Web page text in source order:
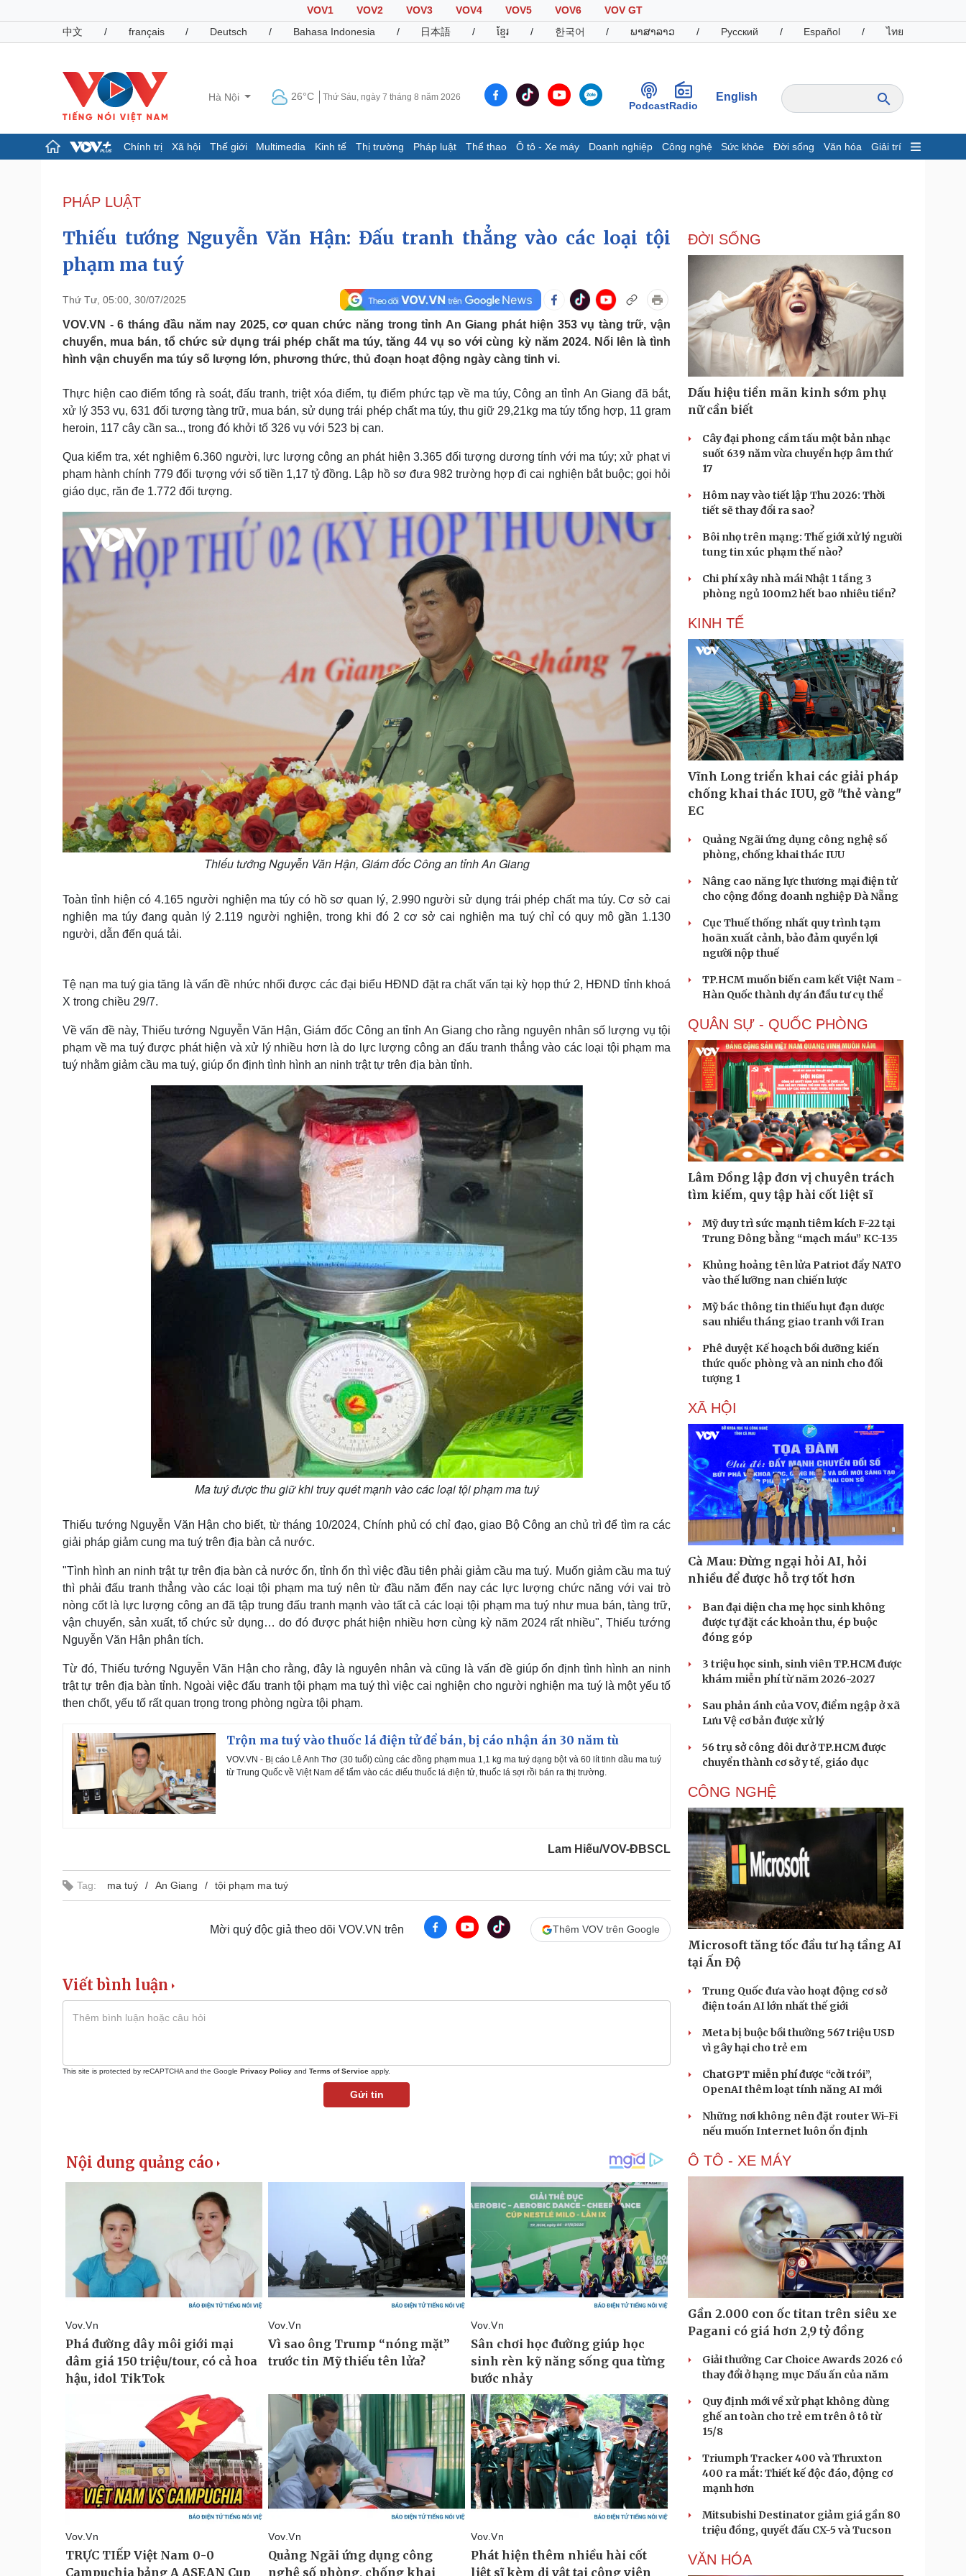
VOV1 VOV2 VOV3 VOV4 VOV5 VOV6
VOV GT
中文
/ français / Deutsch / Bahasa Indonesia / 日本語 / ខ្មែរ / 한국어 / ພາສາລາວ / Русский / Español / ไทย
Hà Nội 26°C Thứ Sáu, ngày 7 tháng 8 năm 2026
PodcastRadio
English
Chính trị Xã hội Thế giới Multimedia Kinh tế Thị trường Pháp luật Thể thao Ô tô - Xe máy Doanh nghiệp Công nghệ Sức khỏe Đời sống Văn hóa Giải trí
Đảng
Tổ chức nhân sự
Quốc hội
Nhận diện sự thật
Giáo dục
Dấu ấn VOV
Infographic
Giá cà phê
Pháp luật
Tin nóng
Tư vấn luật
Việt Nam
Phân tích
Thể thao
Lịch thi đấu bóng đá
Thế giới thể thao
eSports
Ô tô - Xe máy
Xe máy
Tư vấn
Doanh nghiệp
Thông tin doanh nghiệp
Doanh nghiệp 24h
Doanh nhân
Vì cộng đồng
Công nghệ
Sành điệu
Tin Công nghệ
Trải nghiệm
Chuyển đổi số
Sức khỏe
Dinh dưỡng - món ngon
Cây thuốc
Sản phụ khoa
Nhi khoa
Nam khoa
Làm đẹp - giảm cân
Phòng mạch online
Đời sống
Nhà đẹp
Blog
Tình yêu - Gia đình
Văn hóa
Sân khấu - Điện ảnh
Văn học
Âm nhạc
Di sản
Giải trí
Nghệ sĩ
Du lịch
Tư vấn
Podcast
Đọc truyện đêm khuya
Cửa sổ tình yêu
Cải chính
PHÁP LUẬT
Thiếu tướng Nguyễn Văn Hận: Đấu tranh thẳng vào các loại tội
phạm ma tuý
Thứ Tư, 05:00, 30/07/2025
VOV.VN - 6 tháng đầu năm nay 2025, cơ quan chức năng trong tỉnh An Giang phát hiện 353 vụ tàng trữ, vận
chuyển, mua bán, tổ chức sử dụng trái phép chất ma túy, tăng 44 vụ so với cùng kỳ năm 2024. Nổi lên là tình
hình vận chuyển ma túy số lượng lớn, phương thức, thủ đoạn hoạt động ngày càng tinh vi.
Thực hiện cao điểm tổng rà soát, đấu tranh, triệt xóa điểm, tụ điểm phức tạp về ma túy, Công an tỉnh An Giang đã bắt,
xử lý 353 vụ, 631 đối tượng tàng trữ, mua bán, sử dụng trái phép chất ma túy, thu giữ 29,21kg ma túy tổng hợp, 11 gram
heroin, 117 cây cần sa.., trong đó khởi tố 326 vụ với 523 bị can.
Qua kiểm tra, xét nghiệm 6.360 người, lực lượng công an phát hiện 3.365 đối tượng dương tính với ma túy; xử phạt vi
phạm hành chính 779 đối tượng với số tiền 1,17 tỷ đồng. Lập hồ sơ đưa 982 trường hợp đi cai nghiện bắt buộc; gọi hỏi
giáo dục, răn đe 1.772 đối tượng.
Thiếu tướng Nguyễn Văn Hận, Giám đốc Công an tỉnh An Giang
Toàn tỉnh hiện có 4.165 người nghiện ma túy có hồ sơ quan lý, 2.990 người sử dụng trái phép chất ma túy. Cơ sở cai
nghiện ma túy đang quản lý 2.119 người nghiện, trong khi đó 2 cơ sở cai nghiện ma tuý chỉ có quy mô gần 1.130
người, dẫn đến quá tải.
Tệ nạn ma tuý gia tăng là vấn đề nhức nhối được các đại biểu HĐND đặt ra chất vấn tại kỳ họp thứ 2, HĐND tỉnh khoá
X trong chiều 29/7.
Về vấn đề này, Thiếu tướng Nguyễn Văn Hận, Giám đốc Công an tỉnh An Giang cho rằng nguyên nhân số lượng vụ tội
phạm về ma tuý được phát hiện và xử lý nhiều hơn là do lực lượng công an đấu tranh thẳng vào các loại tội phạm ma
tuý nhằm giảm cầu ma tuý, giúp ổn định tình hình an ninh trật tự trên địa bàn tỉnh.
Ma tuý được thu giữ khi truy quét mạnh vào các loại tội phạm ma tuý
Thiếu tướng Nguyễn Văn Hận cho biết, từ tháng 10/2024, Chính phủ có chỉ đạo, giao Bộ Công an chủ trì để tìm ra các
giải pháp giảm cung ma tuý trên địa bàn cả nước.
"Tình hình an ninh trật tự trên địa bàn cả nước ổn, tỉnh ổn thì việc đầu tiên phải giảm cầu ma tuý. Muốn giảm cầu ma tuý
thì phải đấu tranh thẳng vào các loại tội phạm ma tuý nên từ đầu năm đến nay các lực lượng chức năng với vai trò
nòng cốt là lực lượng công an đã tập trung đấu tranh mạnh vào tất cả các loại tội phạm ma tuý như mua bán, tàng trữ,
vận chuyển, sản xuất, tổ chức sử dụng… do đó được phát hiện nhiều hơn cùng kỳ năm 2024 rất nhiều", Thiếu tướng
Nguyễn Văn Hận phân tích.
Từ đó, Thiếu tướng Nguyễn Văn Hận cho rằng, đây là nguyên nhân và cũng là vấn đề giúp ổn định tình hình an ninh
trật tự trên địa bàn tỉnh. Ngoài việc đấu tranh tội phạm ma tuý thì việc cai nghiện cho người nghiện ma tuý là một yếu tố
then chốt, yếu tố rất quan trọng trong phòng ngừa tội phạm.
Trộn ma tuý vào thuốc lá điện tử để bán, bị cáo nhận án 30 năm tù
VOV.VN - Bị cáo Lê Anh Thơ (30 tuổi) cùng các đồng phạm mua 1,1 kg ma tuý dạng bột và 60 lít tinh dầu ma tuý
từ Trung Quốc về Việt Nam để tẩm vào các điếu thuốc lá điện tử, thuốc lá sợi rồi bán ra thị trường.
Lam Hiếu/VOV-ĐBSCL
Tag: ma tuý An Giang tội phạm ma tuý
Mời quý độc giả theo dõi VOV.VN trên Thêm VOV trên Google
Viết bình luận
This site is protected by reCAPTCHA and the Google Privacy Policy and Terms of Service apply.
Gửi tin
ĐỜI SỐNG
Dấu hiệu tiền mãn kinh sớm phụ
nữ cần biết
Cây đại phong cầm tấu một bản nhạc
suốt 639 năm vừa chuyển hợp âm thứ
17
Hôm nay vào tiết lập Thu 2026: Thời
tiết sẽ thay đổi ra sao?
Bôi nhọ trên mạng: Thế giới xử lý người
tung tin xúc phạm thế nào?
Chi phí xây nhà mái Nhật 1 tầng 3
phòng ngủ 100m2 hết bao nhiêu tiền?
KINH TẾ
Vĩnh Long triển khai các giải pháp
chống khai thác IUU, gỡ "thẻ vàng"
EC
Quảng Ngãi ứng dụng công nghệ số
phòng, chống khai thác IUU
Nâng cao năng lực thương mại điện tử
cho cộng đồng doanh nghiệp Đà Nẵng
Cục Thuế thống nhất quy trình tạm
hoãn xuất cảnh, bảo đảm quyền lợi
người nộp thuế
TP.HCM muốn biến cam kết Việt Nam -
Hàn Quốc thành dự án đầu tư cụ thể
QUÂN SỰ - QUỐC PHÒNG
Lâm Đồng lập đơn vị chuyên trách
tìm kiếm, quy tập hài cốt liệt sĩ
Mỹ duy trì sức mạnh tiêm kích F-22 tại
Trung Đông bằng “mạch máu” KC-135
Khủng hoảng tên lửa Patriot đẩy NATO
vào thế lưỡng nan chiến lược
Mỹ bác thông tin thiếu hụt đạn dược
sau nhiều tháng giao tranh với Iran
Phê duyệt Kế hoạch bồi dưỡng kiến
thức quốc phòng và an ninh cho đối
tượng 1
XÃ HỘI
Cà Mau: Đừng ngại hỏi AI, hỏi
nhiều để được hỗ trợ tốt hơn
Ban đại diện cha mẹ học sinh không
được tự đặt các khoản thu, ép buộc
đóng góp
3 triệu học sinh, sinh viên TP.HCM được
khám miễn phí từ năm 2026-2027
Sau phản ánh của VOV, điểm ngập ở xã
Lưu Vệ cơ bản được xử lý
56 trụ sở công dôi dư ở TP.HCM được
chuyển thành cơ sở y tế, giáo dục
CÔNG NGHỆ
Microsoft tăng tốc đầu tư hạ tầng AI
tại Ấn Độ
Trung Quốc đưa vào hoạt động cơ sở
điện toán AI lớn nhất thế giới
Meta bị buộc bồi thường 567 triệu USD
vì gây hại cho trẻ em
ChatGPT miễn phí được “cởi trói”,
OpenAI thêm loạt tính năng AI mới
Những nơi không nên đặt router Wi-Fi
nếu muốn Internet luôn ổn định
Ô TÔ - XE MÁY
Gần 2.000 con ốc titan trên siêu xe
Pagani có giá hơn 2,9 tỷ đồng
Giải thưởng Car Choice Awards 2026 có
thay đổi ở hạng mục Dấu ấn của năm
Quy định mới về xử phạt không dùng
ghế an toàn cho trẻ em trên ô tô từ
15/8
Triumph Tracker 400 và Thruxton
400 ra mắt: Thiết kế độc đáo, động cơ
mạnh hơn
Mitsubishi Destinator giảm giá gần 80
triệu đồng, quyết đấu CX-5 và Tucson
VĂN HÓA